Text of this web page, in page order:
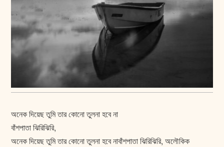
অনেক দিয়েছ তুমি তার কোনো তুলনা হবে না
বাঁশপাতা ঝিরিঝিরি,
অনেক দিয়েছ তুমি তার কোনো তুলনা হবে নাবাঁশপাতা ঝিরিঝিরি, অলৌকিক